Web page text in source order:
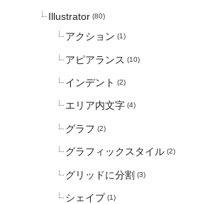
Illustrator (80)
アクション (1)
アピアランス (10)
インデント (2)
エリア内文字 (4)
グラフ (2)
グラフィックスタイル (2)
グリッドに分割 (3)
シェイプ (1)